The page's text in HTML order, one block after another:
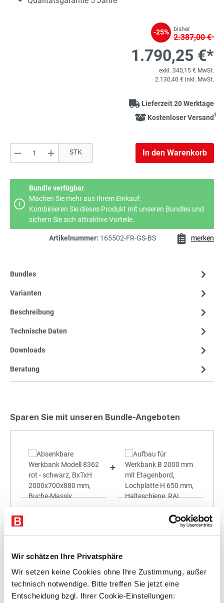
Wir schätzen Ihre Privatsphäre
Wir setzen keine Cookies ohne Ihre Zustimmung, außer
technisch notwendige. Bitte treffen Sie jetzt eine
Entscheidung bzgl. Ihrer Cookie-Einstellungen:
-25% bisher
2.387,00 €*
1.790,25 €*
exkl. 340,15 € MwSt.
2.130,40 € inkl. MwSt.
Lieferzeit 20 Werktage
Kostenloser Versand1
Produkt Anzahl: Gib den gewünschten
STK In den Warenkorb
Bundle verfügbar
Machen Sie mehr aus Ihrem Einkauf:
Kombinieren Sie dieses Produkt mit unseren Bundles und
sichern Sie sich attraktive Vorteile.
Artikelnummer: 165502-FR-GS-BS merken
Bundles
Varianten
Beschreibung
Technische Daten
Downloads
Beratung
Sparen Sie mit unseren Bundle-Angeboten
+
Preis für alle:
Details In den Warenkorb